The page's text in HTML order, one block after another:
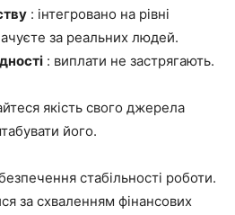
: інтегровано на рівні
за реальних людей.
: виплати не застрягають.
якість свого джерела
його.
стабільності роботи.
за схваленням фінансових